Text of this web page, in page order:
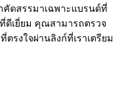
ดสรรมาเฉพาะแบรนด์ที่
ดีเยี่ยม คุณสามารถตรวจ
รงใจผ่านลิงก์ที่เราเตรียม